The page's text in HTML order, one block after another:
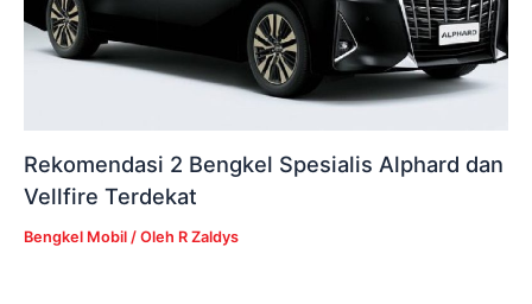
Rekomendasi 2 Bengkel Spesialis Alphard dan
Vellfire Terdekat
Bengkel Mobil / Oleh R Zaldys